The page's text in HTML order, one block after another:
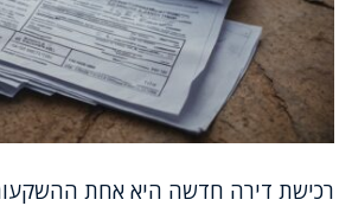
רכישת דירה חדשה היא אחת